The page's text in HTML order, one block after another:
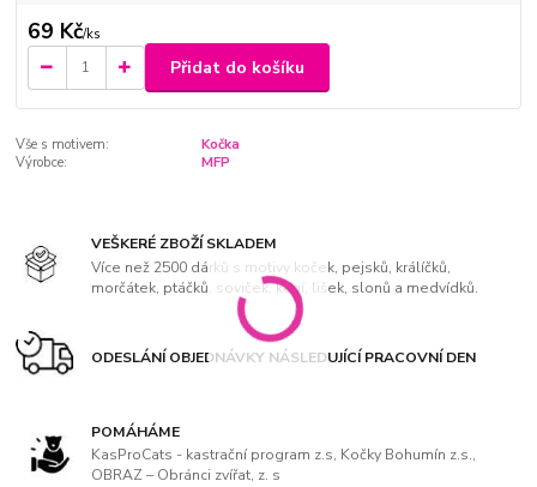
69 Kč/ks
Přidat do košíku
Vše s motivem:
Kočka
Výrobce:
MFP
VEŠKERÉ ZBOŽÍ SKLADEM
Více než 2500 dárků s motivy koček, pejsků, králíčků,
morčátek, ptáčků, soviček, koní, lišek, slonů a medvídků.
ODESLÁNÍ OBJEDNÁVKY NÁSLEDUJÍCÍ PRACOVNÍ DEN
POMÁHÁME
KasProCats - kastrační program z.s, Kočky Bohumín z.s.,
OBRAZ – Obránci zvířat, z. s